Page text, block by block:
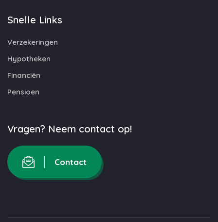
Snelle Links
Verzekeringen
Hypotheken
Financiën
Pensioen
Vragen? Neem contact op!
Contact